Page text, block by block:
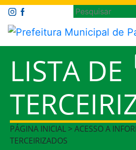
LISTA DE
PÁGINA INICIAL > ACESSO A
TERCEIRIZADOS